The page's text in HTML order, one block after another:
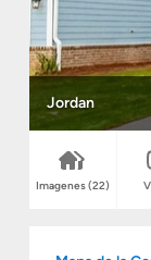
Jordan
Imagenes(22)